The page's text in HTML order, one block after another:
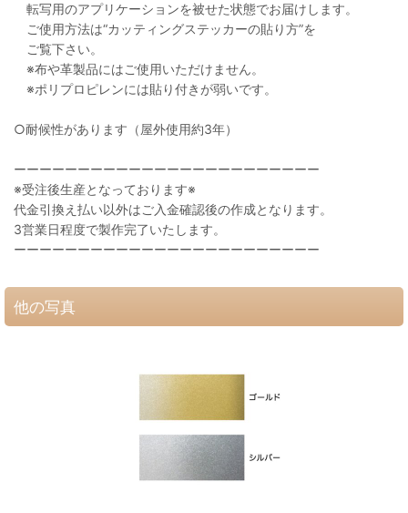
転写用のアプリケーションを被せた状態でお届けします。
ご使用方法は“カッティングステッカーの貼り方”を
ご覧下さい。
※布や革製品にはご使用いただけません。
※ポリプロピレンには貼り付きが弱いです。
○耐候性があります（屋外使用約3年）
ーーーーーーーーーーーーーーーーーーーーーーーー
※受注後生産となっております※
代金引換え払い以外はご入金確認後の作成となります。
3営業日程度で製作完了いたします。
ーーーーーーーーーーーーーーーーーーーーーーーー
他の写真